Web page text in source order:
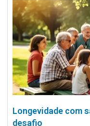
Longevidade com
desafio